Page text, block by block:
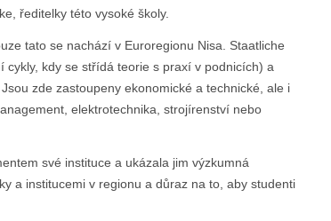
ředitelky této vysoké školy.
tato se nachází v Euroregionu Nisa. Staatliche
kdy se střídá teorie s praxí v podnicích) a
zde zastoupeny ekonomické a technické, ale i
elektrotechnika, strojírenství nebo
své instituce a ukázala jim výzkumná
a institucemi v regionu a důraz na to, aby studenti